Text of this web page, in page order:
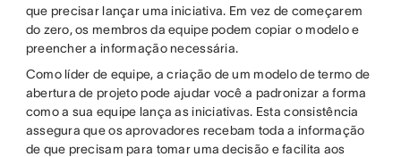
que precisar lançar uma iniciativa. Em vez de começarem
do zero, os membros da equipe podem copiar o modelo e
preencher a informação necessária.
Como líder de equipe, a criação de um modelo de termo de
abertura de projeto pode ajudar você a padronizar a forma
como a sua equipe lança as iniciativas. Esta consistência
assegura que os aprovadores recebam toda a informação
de que precisam para tomar uma decisão e facilita aos